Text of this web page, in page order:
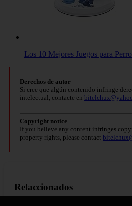
Los 10 Mejores Juegos para
Derechos de autor
Si cree que algún contenido infringe
intelectual, contacte en
Copyright notice
If you believe any content infringes
property rights, please contact
Relaccionados